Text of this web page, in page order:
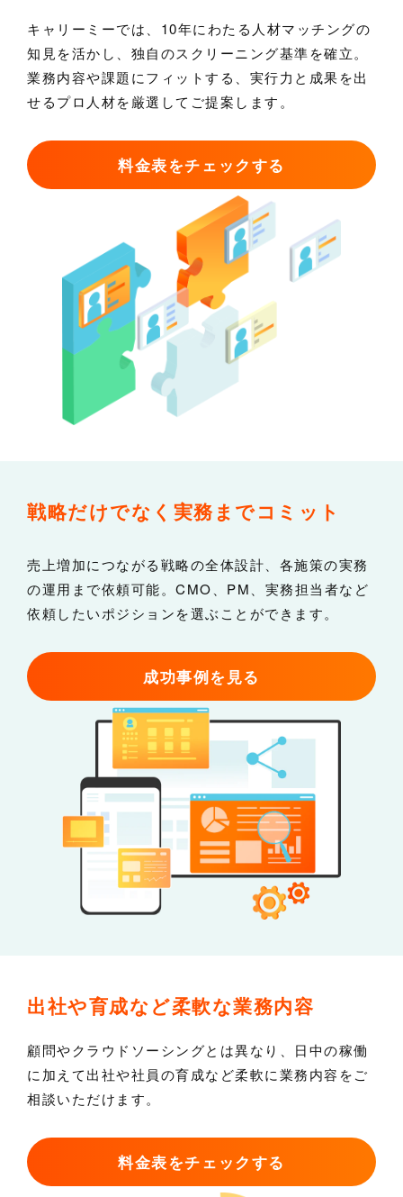
キャリーミーでは、10年にわたる人材マッチングの
知見を活かし、独自のスクリーニング基準を確立。
業務内容や課題にフィットする、実行力と成果を出
せるプロ人材を厳選してご提案します。
料金表をチェックする
戦略だけでなく 実務までコミット
売上増加につながる戦略の全体設計、各施策の実務
の運用まで依頼可能。CMO、PM、実務担当者など
依頼したいポジションを選ぶことができます。
成功事例を見る
出社や育成など柔軟な業務内容
顧問やクラウドソーシングとは異なり、日中の稼働
に加えて出社や社員の育成など柔軟に業務内容をご
相談いただけます。
料金表をチェックする